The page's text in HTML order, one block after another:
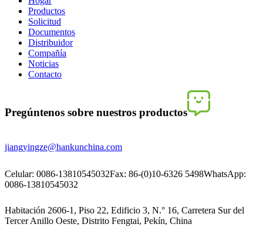
Productos
Solicitud
Documentos
Distribuidor
Compañía
Noticias
Contacto
Pregúntenos sobre nuestros productos
jiangyingze@hankunchina.com
Celular: 0086-13810545032Fax: 86-(0)10-6326 5498WhatsApp:
0086-13810545032
Habitación 2606-1, Piso 22, Edificio 3, N.° 16, Carretera Sur del
Tercer Anillo Oeste, Distrito Fengtai, Pekín, China